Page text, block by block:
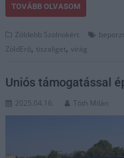
TOVÁBB OLVASOM
Zöldebb Szolnokért
ZöldErő, tiszaliget,virág
Uniós támogatással
2025.04.16. Tóth Milán